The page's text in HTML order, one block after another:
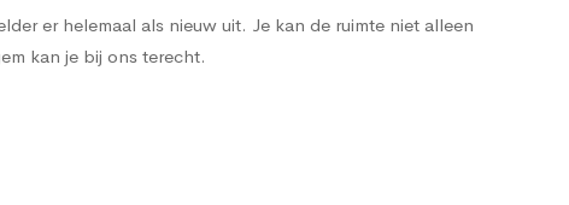
er helemaal als nieuw uit. Je kan de ruimte niet alleen
kan je bij ons terecht.